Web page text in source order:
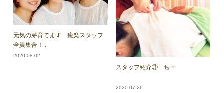
元気の芽育てます 癒楽スタッフ
全員集合！...
2020.08.02
スタッフ紹介③ ちー
2020.07.26